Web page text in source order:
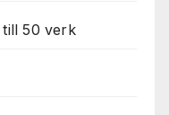
till 50 verk